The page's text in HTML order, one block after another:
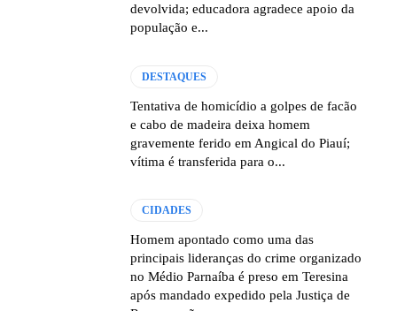
devolvida; educadora agradece apoio da
população e...
DESTAQUES
Tentativa de homicídio a golpes de facão
e cabo de madeira deixa homem
gravemente ferido em Angical do Piauí;
vítima é transferida para o...
CIDADES
Homem apontado como uma das
principais lideranças do crime organizado
no Médio Parnaíba é preso em Teresina
após mandado expedido pela Justiça de